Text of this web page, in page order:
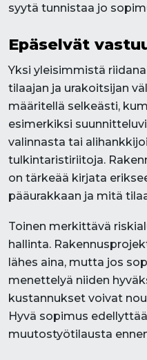
syytä tunnistaa jo
Epäselvät
Yksi yleisimmistä
tilaajan ja urakoitsijan
määritellä selkeästi,
esimerkiksi
valinnasta tai
tulkintaristiriitoja.
on tärkeää kirjata
pääurakkaan ja mitä
Toinen merkittävä
hallinta.
lähes aina, mutta jos
menettelyä niiden
kustannukset voivat
Hyvä sopimus
muutostyötilausta